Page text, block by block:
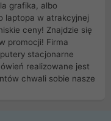
grafika, albo
laptopa w atrakcyjnej
ceny! Znajdzie się
promocji! Firma
stacjonarne
realizowane jest
chwali sobie nasze